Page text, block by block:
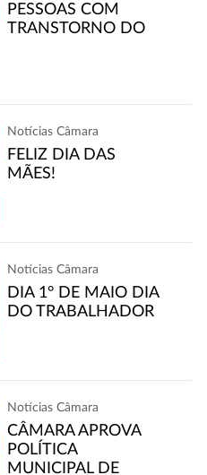
PESSOAS COM
TRANSTORNO DO
Notícias Câmara
FELIZ DIA DAS
MÃES!
Notícias Câmara
DIA 1° DE MAIO DIA
DO TRABALHADOR
Notícias Câmara
CÂMARA APROVA
POLÍTICA
MUNICIPAL DE